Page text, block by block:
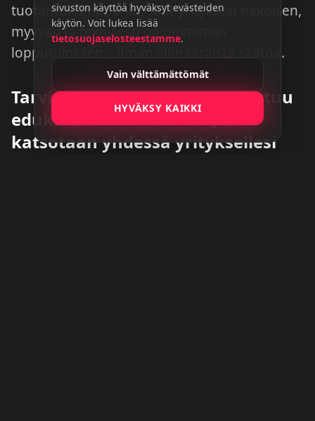
tuotantokumppanin, saat yrityksesi näköisen,
myyvän ja teknisesti painovalmiin
lopputuloksen – ilman ylimääräistä säätöä.
Tarvitsetko esitteen, joka erottuu
edukseen?
Ota yhteyttä
katsotaan yhdessä yrityksellesi
sivuston käyttöä hyväksyt evästeiden
käytön. Voit lukea lisää
tietosuojaselosteestamme.
Vain välttämättömät
HYVÄKSY KAIKKI